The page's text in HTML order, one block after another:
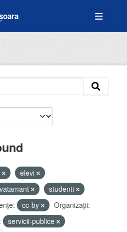
elevi
studenti
cc-by
Organizații:
servicii-publice